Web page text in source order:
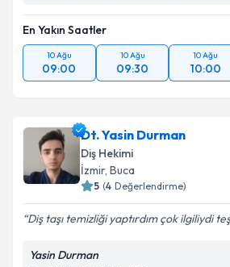
En Yakın Saatler
10 Ağu
09:00
10 Ağu
09:30
10 Ağu
10:00
Dt. Yasin Durman
Diş Hekimi
İzmir, Buca
5 (4 Değerlendirme)
Diş taşı temizliği yaptırdım çok ilgiliydi
Yasin Durman